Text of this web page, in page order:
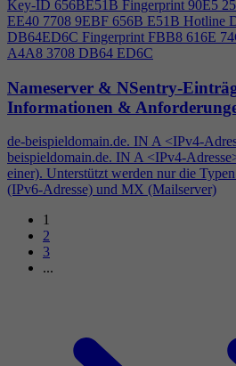
Key-ID 656BE51B Fingerprint 90E5
EE40 7708 9EBF 656B E51B Hotline
DB64ED6C Fingerprint FBB8 616E
A4A8 3708 DB64 ED6C
Nameserver & NSentry-
Informationen &
de-beispieldomain.de. IN A <IPv4-
beispieldomain.de. IN A <IPv4-
einer). Unterstützt werden nur die
(IPv6-Adresse) und MX (Mailserver)
1
2
3
...